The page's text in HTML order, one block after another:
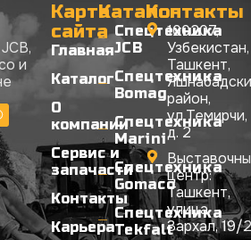
и
Карта
сайта
Главная
Каталог
О
компании
Сервис и
запачасти
Контакты
Карьера
Каталог
Спецтехника
JCB
Спецтехника
Bomag
Спецтехника
Marini
Спецтехника
Gomaco
Спецтехника
Tekfalt
Контакты
100207,
Узбекистан,
Ташкент,
район,
ул.Темирчи,
д. 2
центр:
Ташкент,
улица
Зархал, 19/